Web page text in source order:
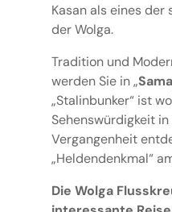
Kasan als eines
der Wolga.
Tradition und
werden Sie in „
„Stalinbunker“ ist
Sehenswürdigkeit
Vergangenheit
„Heldendenkmal“
Die Wolga